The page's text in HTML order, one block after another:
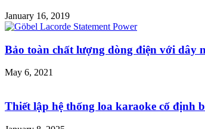
January 16, 2019
Bảo toàn chất lượng dòng điện với dây
May 6, 2021
Thiết lập hệ thống loa karaoke cố định